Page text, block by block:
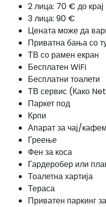
2 лица: 70 € до
3 лица: 90 €
Цената може да
Приватна бања со
ТВ со рамен екран
Бесплатен WiFi
Бесплатни тоалети
ТВ сервис (Како
Паркет под
Крпи
Апарат за чај/
Греење
Фен за коса
Гардеробер или
Тоалетна хартија
Тераса
Приватен паркинг